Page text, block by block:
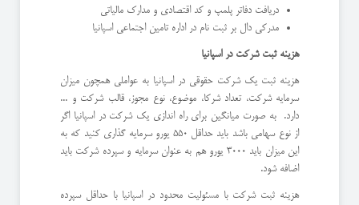
دریافت دفاتر پلمپ و کد اقتصادی و مدارک مالیاتی
مدرکی دال بر ثبت نام در اداره تامین اجتماعی اسپانیا
هزینه ثبت شرکت در اسپانیا
هزینه ثبت یک شرکت حقوقی در اسپانیا به عواملی همچون میزان
سرمایه شرکت، تعداد شرکا، موضوع، نوع مجوز، قالب شرکت و ...
دارد. به صورت میانگین برای راه اندازی یک شرکت در اسپانیا اگر
از نوع سهامی باشد باید حداقل 550 یورو سرمایه گذاری کنید که به
این میزان باید 3000 یورو هم به عنوان سرمایه و سپرده شرکت باید
اضافه شود.
هزینه ثبت شرکت با مسئولیت محدود در اسپانیا با حداقل سپرده